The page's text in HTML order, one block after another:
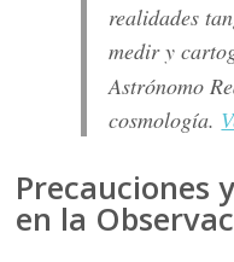
realidades
medir y
Astrónomo
cosmología.
Precauciones
en la